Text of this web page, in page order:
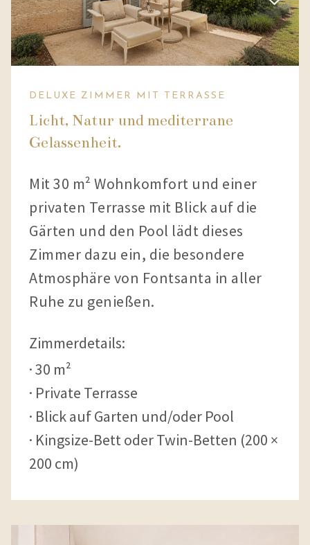
DELUXE ZIMMER MIT TERRASSE
Licht, Natur und mediterrane
Gelassenheit.
Mit 30 m² Wohnkomfort und einer
privaten Terrasse mit Blick auf die
Gärten und den Pool lädt dieses
Zimmer dazu ein, die besondere
Atmosphäre von Fontsanta in aller
Ruhe zu genießen.
Zimmerdetails:
30 m²
Private Terrasse
Blick auf Garten und/oder Pool
Kingsize-Bett oder Twin-Betten (200 ×
200 cm)